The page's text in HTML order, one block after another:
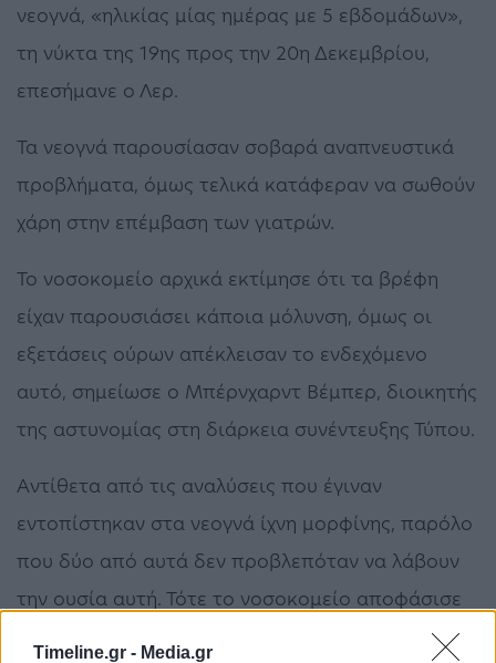
Timeline.gr - Media.gr
νεογνά, «ηλικίας μίας ημέρας με 5 εβδομάδων»,
τη νύκτα της 19ης προς την 20η Δεκεμβρίου,
επεσήμανε ο Λερ.
Τα νεογνά παρουσίασαν σοβαρά αναπνευστικά
προβλήματα, όμως τελικά κατάφεραν να σωθούν
χάρη στην επέμβαση των γιατρών.
Το νοσοκομείο αρχικά εκτίμησε ότι τα βρέφη
είχαν παρουσιάσει κάποια μόλυνση, όμως οι
εξετάσεις ούρων απέκλεισαν το ενδεχόμενο
αυτό, σημείωσε ο Μπέρνχαρντ Βέμπερ, διοικητής
της αστυνομίας στη διάρκεια συνέντευξης Τύπου.
Αντίθετα από τις αναλύσεις που έγιναν
εντοπίστηκαν στα νεογνά ίχνη μορφίνης, παρόλο
που δύο από αυτά δεν προβλεπόταν να λάβουν
την ουσία αυτή. Τότε το νοσοκομείο αποφάσισε